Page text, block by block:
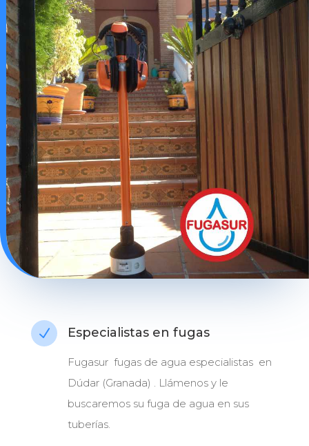
N Especialistas en fugas
Fugasur fugas de agua especialistas en
Dúdar (Granada) . Llámenos y le
buscaremos su fuga de agua en sus
tuberías.